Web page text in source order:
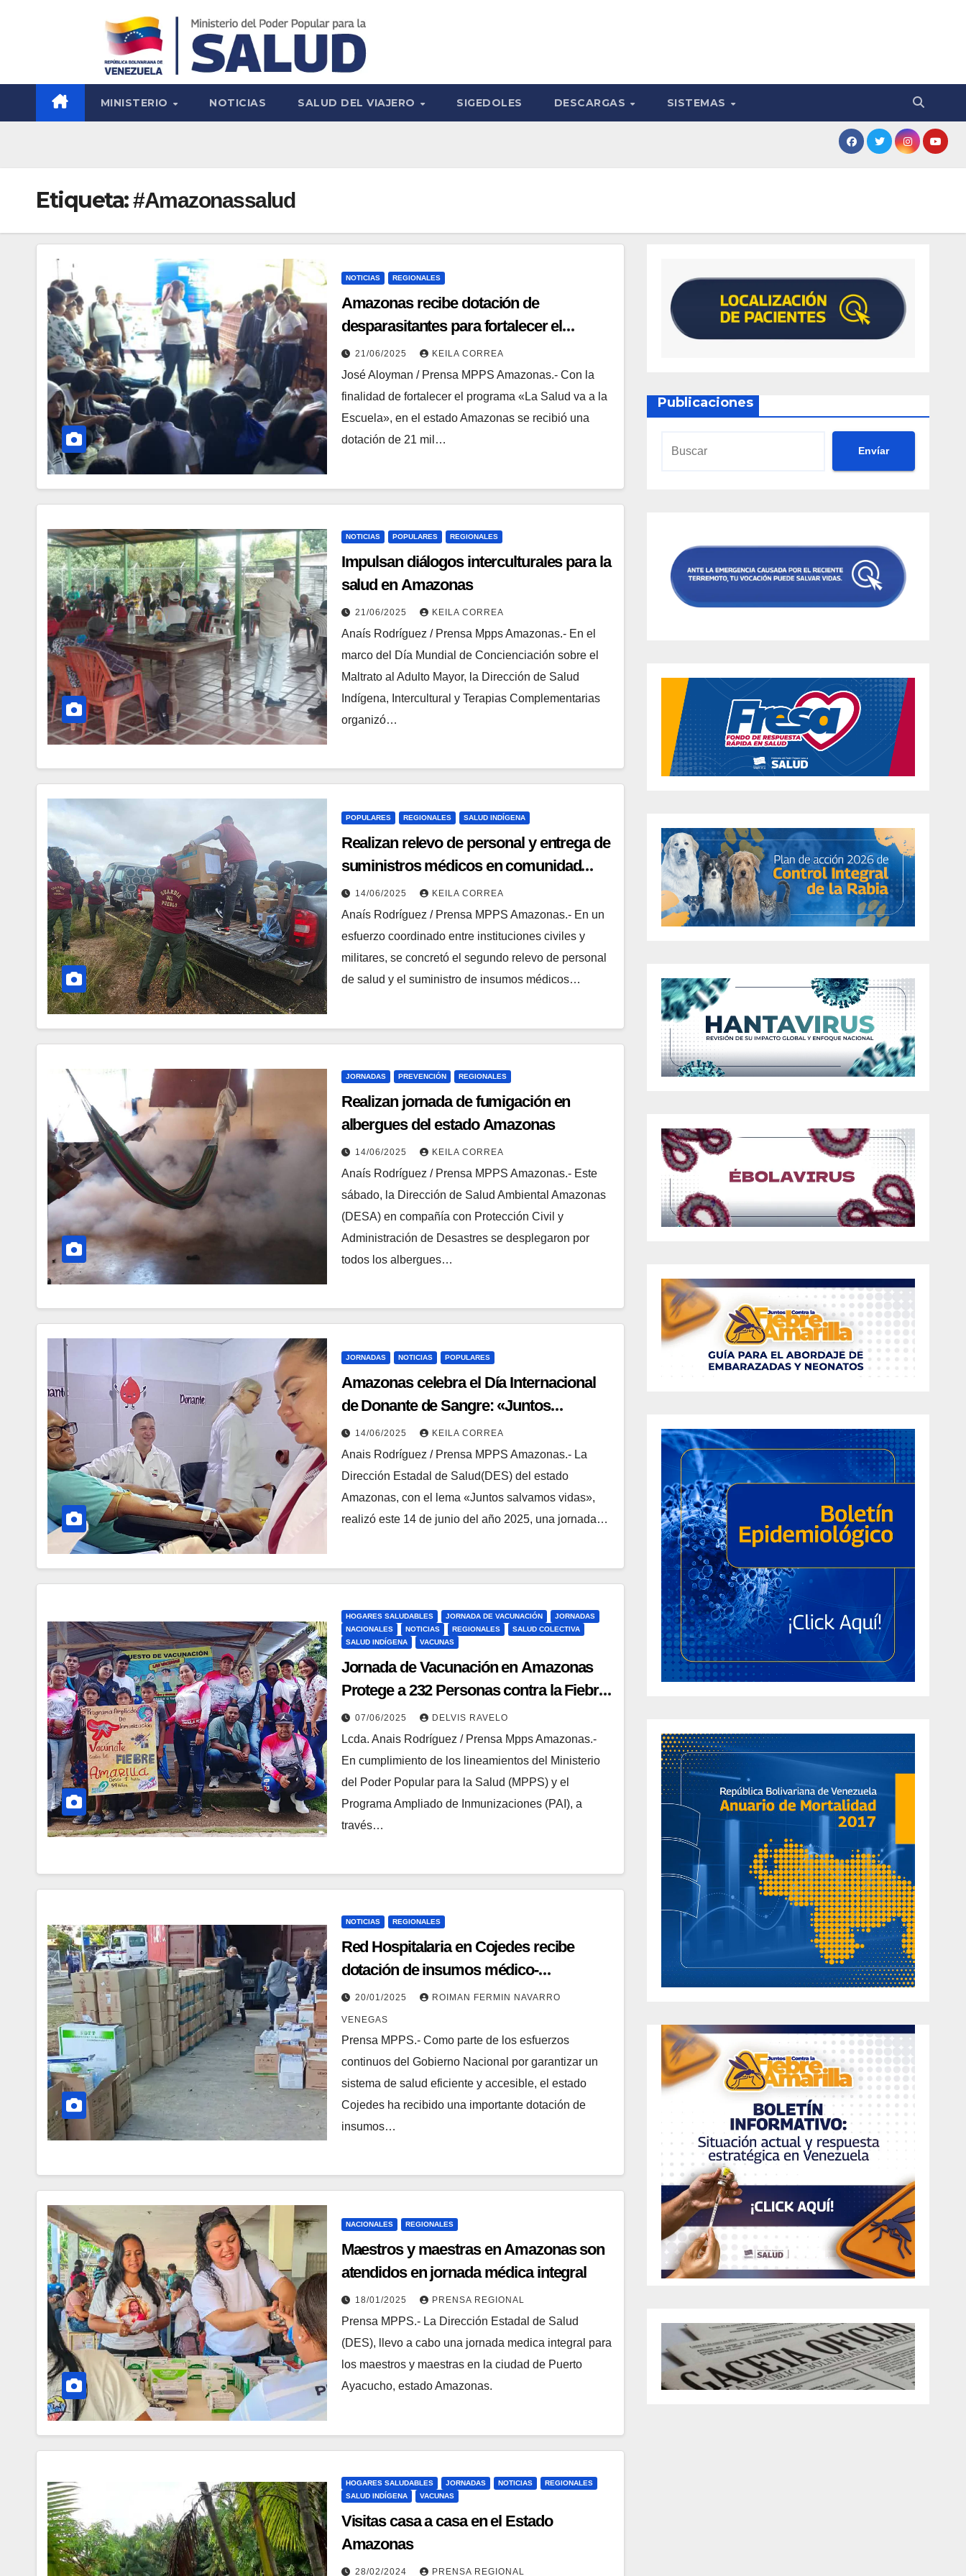
MINISTERIO NOTICIAS SALUD DEL VIAJERO SIGEDOLES DESCARGAS SISTEMAS
Etiqueta:#Amazonassalud
NOTICIAS REGIONALES
Amazonas recibe dotación de
desparasitantes para fortalecer el
programa «La Salud va a la Escuela»
21/06/2025 KEILA CORREA
José Aloyman / Prensa MPPS Amazonas.- Con la
finalidad de fortalecer el programa «La Salud va a la
Escuela», en el estado Amazonas se recibió una
dotación de 21 mil…
NOTICIAS POPULARES REGIONALES
Impulsan diálogos interculturales para la
salud en Amazonas
21/06/2025 KEILA CORREA
Anaís Rodríguez / Prensa Mpps Amazonas.- En el
marco del Día Mundial de Concienciación sobre el
Maltrato al Adulto Mayor, la Dirección de Salud
Indígena, Intercultural y Terapias Complementarias
organizó…
POPULARES REGIONALES SALUD INDÍGENA
Realizan relevo de personal y entrega de
suministros médicos en comunidad
Yanomami en Amazonas
14/06/2025 KEILA CORREA
Anaís Rodríguez / Prensa MPPS Amazonas.- En un
esfuerzo coordinado entre instituciones civiles y
militares, se concretó el segundo relevo de personal
de salud y el suministro de insumos médicos…
JORNADAS PREVENCIÓN REGIONALES
Realizan jornada de fumigación en
albergues del estado Amazonas
14/06/2025 KEILA CORREA
Anaís Rodríguez / Prensa MPPS Amazonas.- Este
sábado, la Dirección de Salud Ambiental Amazonas
(DESA) en compañía con Protección Civil y
Administración de Desastres se desplegaron por
todos los albergues…
JORNADAS NOTICIAS POPULARES
Amazonas celebra el Día Internacional
de Donante de Sangre: «Juntos
salvamos vidas»
14/06/2025 KEILA CORREA
Anais Rodríguez / Prensa MPPS Amazonas.- La
Dirección Estadal de Salud(DES) del estado
Amazonas, con el lema «Juntos salvamos vidas»,
realizó este 14 de junio del año 2025, una jornada…
HOGARES SALUDABLES JORNADA DE VACUNACIÓN
JORNADAS
NACIONALES
NOTICIAS REGIONALES
SALUD COLECTIVA
SALUD INDÍGENA
VACUNAS
Jornada de Vacunación en Amazonas
Protege a 232 Personas contra la Fiebre
Amarilla
07/06/2025 DELVIS RAVELO
Lcda. Anais Rodríguez / Prensa Mpps Amazonas.-
En cumplimiento de los lineamientos del Ministerio
del Poder Popular para la Salud (MPPS) y el
Programa Ampliado de Inmunizaciones (PAI), a
través…
NOTICIAS REGIONALES
Red Hospitalaria en Cojedes recibe
dotación de insumos médico-
quirúrgicos
20/01/2025 ROIMAN FERMIN NAVARRO
VENEGAS
Prensa MPPS.- Como parte de los esfuerzos
continuos del Gobierno Nacional por garantizar un
sistema de salud eficiente y accesible, el estado
Cojedes ha recibido una importante dotación de
insumos…
NACIONALES REGIONALES
Maestros y maestras en Amazonas son
atendidos en jornada médica integral
18/01/2025 PRENSA REGIONAL
Prensa MPPS.- La Dirección Estadal de Salud
(DES), llevo a cabo una jornada medica integral para
los maestros y maestras en la ciudad de Puerto
Ayacucho, estado Amazonas.
HOGARES SALUDABLES JORNADAS NOTICIAS
REGIONALES
SALUD INDÍGENA
VACUNAS
Visitas casa a casa en el Estado
Amazonas
28/02/2024 PRENSA REGIONAL
Publicaciones
Envíar